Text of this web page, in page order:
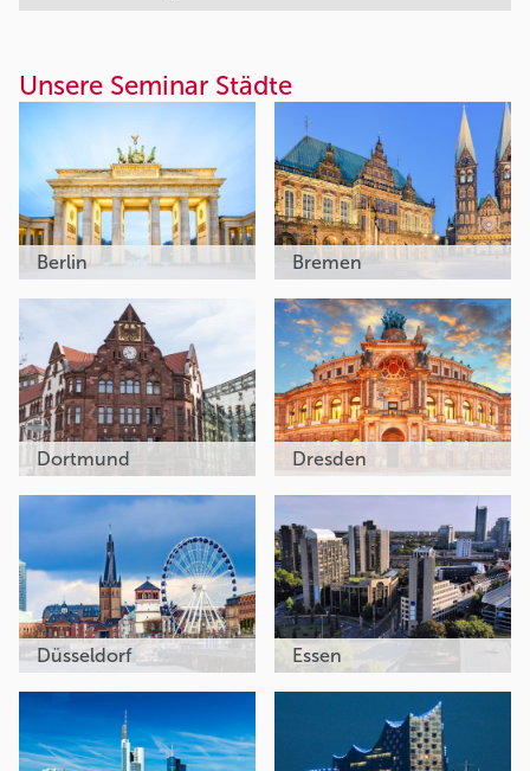
Unsere Seminar Städte
Berlin Bremen
Dortmund Dresden
Düsseldorf Essen